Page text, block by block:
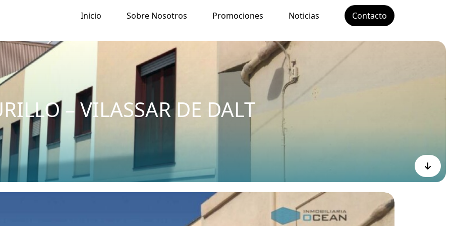
Inicio Sobre Nosotros Promociones Noticias Contacto
– VILASSAR DE DALT